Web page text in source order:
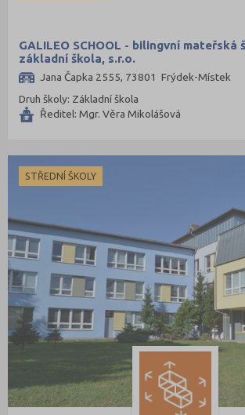
GALILEO SCHOOL - bilingvní mateřská
základní škola, s.r.o.
Jana Čapka 2555, 73801 Frýdek-Místek
Druh školy: Základní škola
Ředitel: Mgr. Věra Mikolášová
STŘEDNÍ ŠKOLY